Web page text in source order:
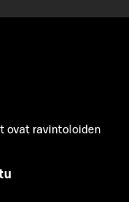
ovat ravintoloiden